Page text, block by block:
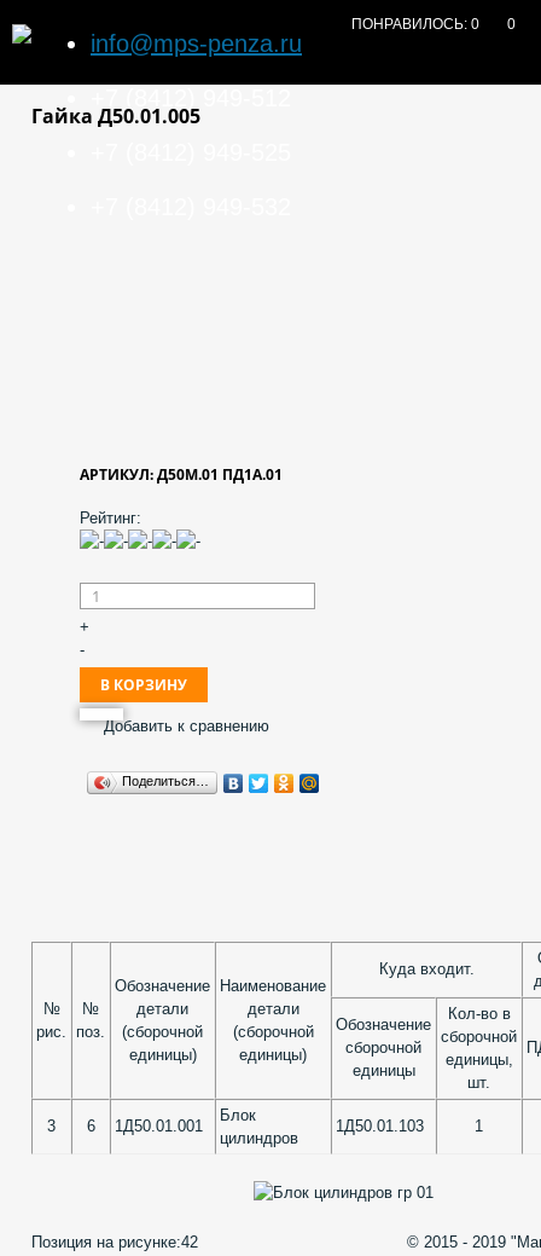
info@mps-penza.ru
ПОНРАВИЛОСЬ: 0 0
Гайка Д50.01.005
АРТИКУЛ: Д50М.01 ПД1А.01
Рейтинг:
+
-
Добавить к сравнению
Поделиться…
№
рис.
№
поз.
Обозначение
детали
(сборочной
единицы)
Наименование
детали
(сборочной
единицы)
Куда входит.
Обозначение
сборочной
единицы
Кол-во в
сборочной
единицы,
шт.
3 6 1Д50.01.001
Блок
цилиндров
1Д50.01.103 1
© 2015 - 2019
Позиция на рисунке:42